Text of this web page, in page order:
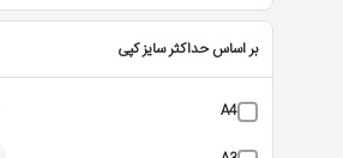
بر اساس حداکثر سایز کپی
A4